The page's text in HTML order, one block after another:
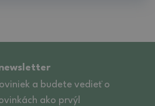
a budete vedieť o
ako prvý!